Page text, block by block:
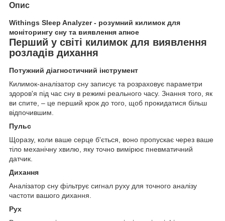
Опис
Withings Sleep Analyzer - розумний килимок для
моніторингу сну та виявлення апное
Перший у світі килимок для виявлення
розладів дихання
Потужний діагностичний інструмент
Килимок-аналізатор сну записує та розраховує параметри
здоров'я під час сну в режимі реального часу. Знання того, як
ви спите, – це перший крок до того, щоб прокидатися більш
відпочившим.
Пульс
Щоразу, коли ваше серце б'ється, воно пропускає через ваше
тіло механічну хвилю, яку точно вимірює пневматичний
датчик.
Дихання
Аналізатор сну фільтрує сигнал руху для точного аналізу
частоти вашого дихання.
Рух